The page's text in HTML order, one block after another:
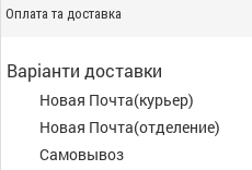
Оплата та доставка
Варіанти доставки
Новая Почта(курьер)
Новая Почта(отделение)
Самовывоз